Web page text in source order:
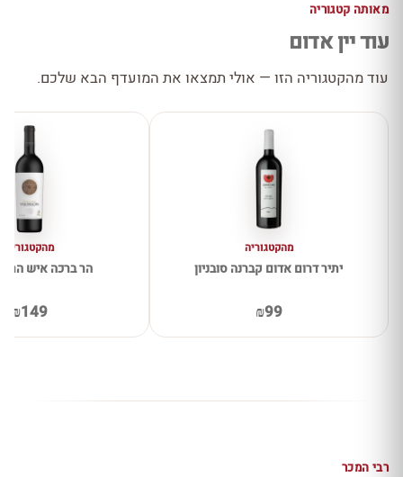
מאותה קטגוריה
עוד יין אדום
עוד מהקטגוריה הזו — אולי תמצאו את המועדף הבא שלכם.
מהקטגוריה
יתיר דרום אדום קברנה סובניון
₪99
מהקטגוריה
הר ברכה איש
₪149
רבי המכר